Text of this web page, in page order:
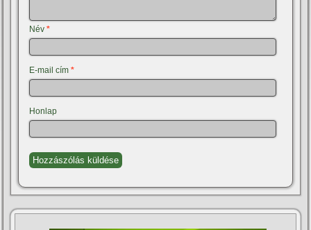
Név*
E-mail cím*
Honlap